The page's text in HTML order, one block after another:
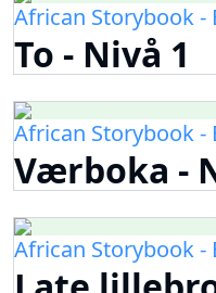
African Storybook
To - Nivå 1
African Storybook
Værboka -
African Storybook